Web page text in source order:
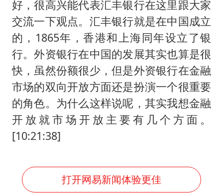
好，很高兴能代表汇丰银行在这里跟大家
交流一下观点。汇丰银行就是在中国成立
的，1865年，香港和上海同年设立了银
行。外资银行在中国的发展其实也算是很
快，虽然份额很少，但是外资银行在金融
市场的双向开放方面还是扮演一个很重要
的角色。为什么这样说呢，其实我想金融
开放就市场开放主要有几个方面。
[10:21:38]
打开网易新闻体验更佳